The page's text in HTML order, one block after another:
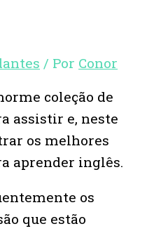
/ Por Conor
coleção de
assistir e, neste
os melhores
aprender inglês.
os
que estão